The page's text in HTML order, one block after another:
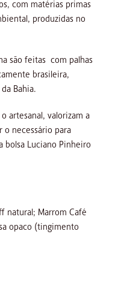
com matérias primas
produzidas no
são feitas com palhas
brasileira,
Bahia.
artesanal, valorizam a
o necessário para
bolsa Luciano Pinheiro
natural; Marrom Café
opaco (tingimento